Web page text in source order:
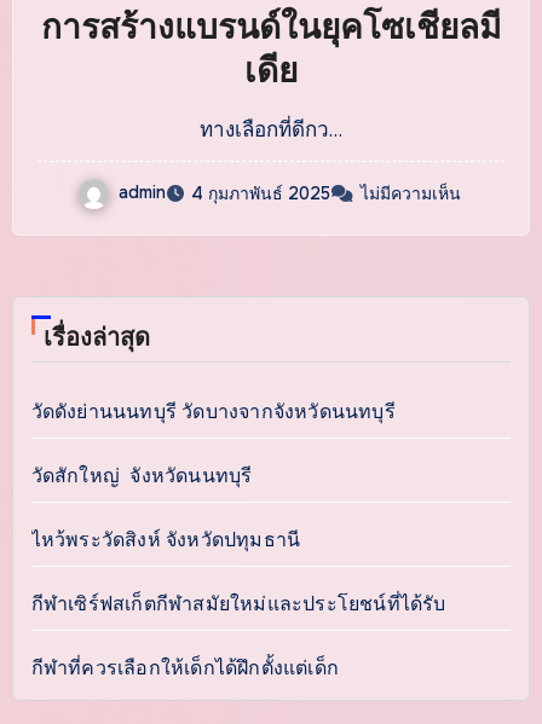
การสร้างแบรนด์ในยุคโซเชียลมี
เดีย
ทางเลือกที่ดีกว…
admin 4 กุมภาพันธ์ 2025 ไม่มีความเห็น
เรื่องล่าสุด
วัดดังย่านนนทบุรี วัดบางจากจังหวัดนนทบุรี
วัดสักใหญ่ จังหวัดนนทบุรี
ไหว้พระวัดสิงห์ จังหวัดปทุมธานี
กีฬาเซิร์ฟสเก็ตกีฬาสมัยใหม่และประโยชน์ที่ได้รับ
กีฬาที่ควรเลือกให้เด็กได้ฝึกตั้งแต่เด็ก